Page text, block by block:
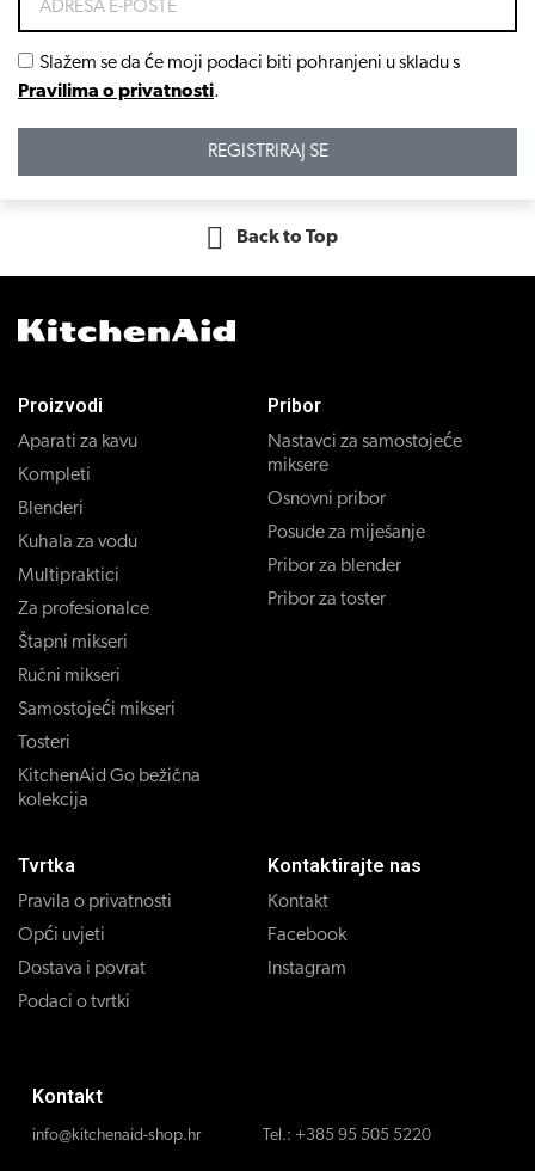
Slažem se da će moji podaci biti pohranjeni u skladu s
Pravilima o privatnosti.
REGISTRIRAJ SE
Back to Top
Proizvodi
Aparati za kavu
Kompleti
Blenderi
Kuhala za vodu
Multipraktici
Za profesionalce
Štapni mikseri
Ručni mikseri
Samostojeći mikseri
Tosteri
KitchenAid Go bežična
kolekcija
Pribor
Nastavci za samostojeće
miksere
Osnovni pribor
Posude za miješanje
Pribor za blender
Pribor za toster
Tvrtka
Pravila o privatnosti
Opći uvjeti
Dostava i povrat
Podaci o tvrtki
Kontaktirajte nas
Kontakt
Facebook
Instagram
Kontakt
info@kitchenaid-shop.hr Tel.: +385 95 505 5220